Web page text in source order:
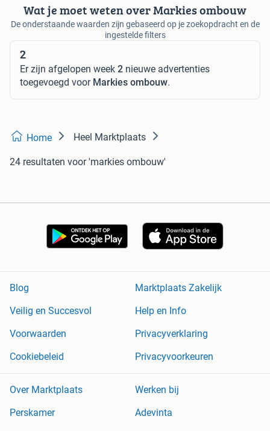
Wat je moet weten over Markies ombouw
De onderstaande waarden zijn gebaseerd op je zoekopdracht en de
ingestelde filters
2
Er zijn afgelopen week 2 nieuwe advertenties
toegevoegd voor Markies ombouw.
Home Heel Marktplaats
24 resultaten voor 'markies ombouw'
Blog
Marktplaats Zakelijk
Veilig en Succesvol
Help en Info
Voorwaarden
Privacyverklaring
Cookiebeleid
Privacyvoorkeuren
Over Marktplaats
Werken bij
Perskamer
Adevinta